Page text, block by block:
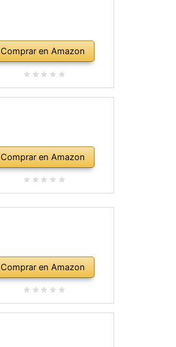
Comprar en Amazon
Comprar en Amazon
Comprar en Amazon